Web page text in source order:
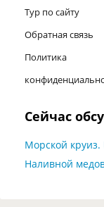
Тур по сайту
Обратная связь
Политика
Сейчас
Морской
Наливной